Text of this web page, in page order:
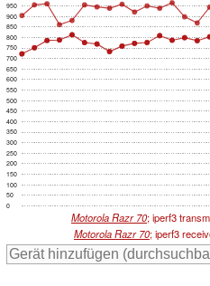
0
50
100
150
200
250
300
350
400
450
500
550
600
650
700
750
800
850
900
950
Motorola Razr 70; iperf3
Motorola Razr 70; iperf3